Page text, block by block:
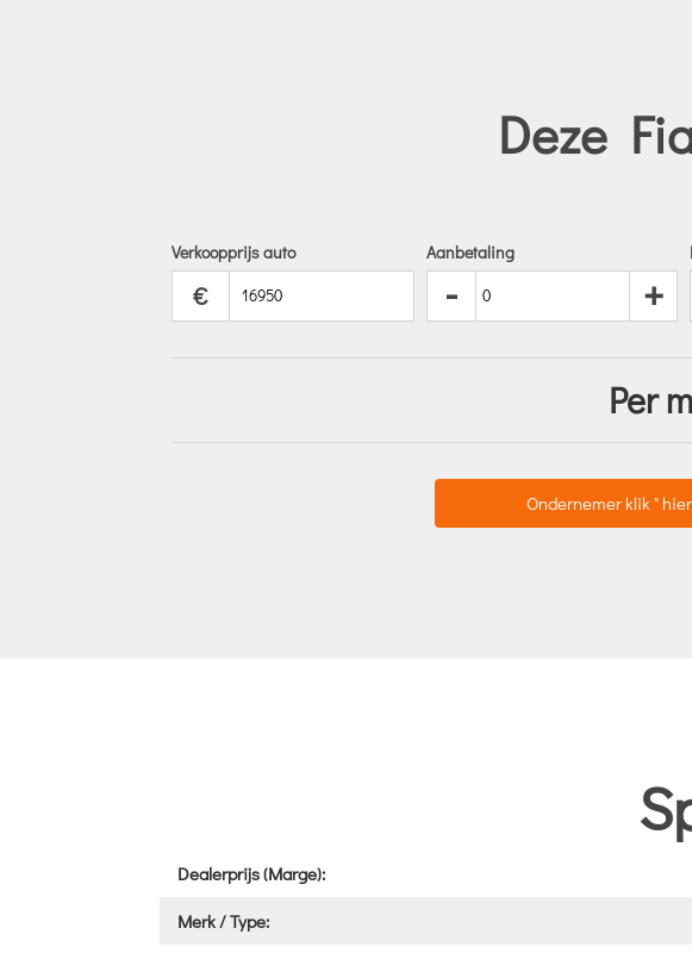
Deze
Verkoopprijs auto
€
Aanbetaling
- +
Per
Ondernemer klik "
Dealerprijs (Marge):
Merk / Type: